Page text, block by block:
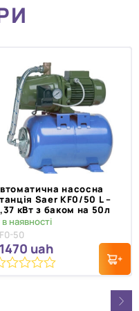
насосна
Saer KF0/50 L –
кВт з баком на 50л
наявності
50
uah